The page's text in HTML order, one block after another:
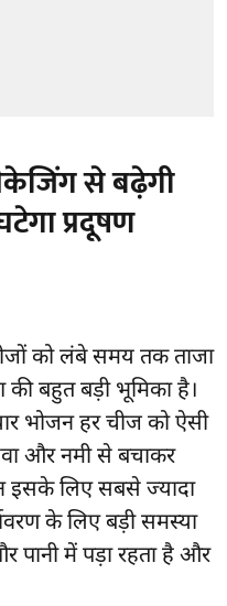
से बढ़ेगी
प्रदूषण
को लंबे समय तक ताजा
बहुत बड़ी भूमिका है।
भोजन हर चीज को ऐसी
और नमी से बचाकर
इसके लिए सबसे ज्यादा
के लिए बड़ी समस्या
पानी में पड़ा रहता है और